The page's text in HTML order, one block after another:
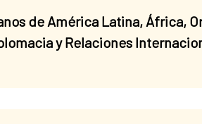
de América Latina, África,
y Relaciones